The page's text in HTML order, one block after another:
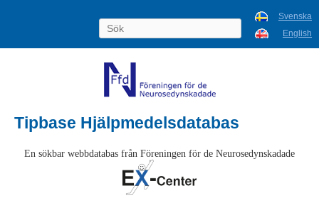
Svenska
English
Tipbase Hjälpmedelsdatabas
En sökbar webbdatabas från Föreningen för de Neurosedynskadade